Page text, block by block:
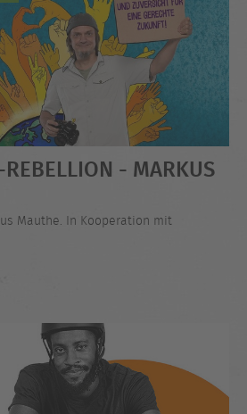
- MARKUS
Mauthe. In Kooperation mit